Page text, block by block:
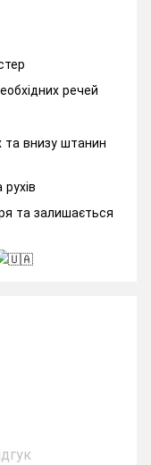
речей
та внизу штанин
та залишається